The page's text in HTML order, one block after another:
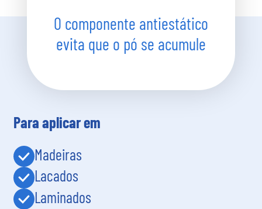
O componente antiestático
evita que o pó se acumule
Para aplicar em
Madeiras
Lacados
Laminados